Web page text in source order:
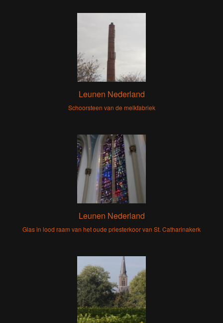
Leunen Nederland
Schoorsteen van de melkfabriek
Leunen Nederland
Glas in lood raam van het oude priesterkoor van St. Catharinakerk